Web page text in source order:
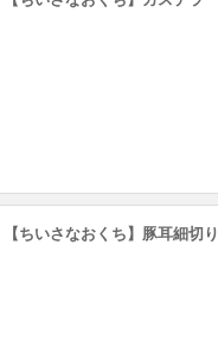
【ちいさなおくち】豚耳細切り